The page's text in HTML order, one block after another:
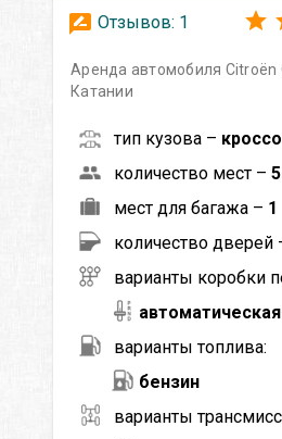
Отзывов: 1
Аренда автомобиля Citroën
Катании
тип кузова –
количество мест – 5
мест для багажа – 1
количество дверей
варианты коробки
автоматическая
варианты топлива:
бензин
варианты